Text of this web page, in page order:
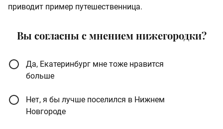
приводит пример путешественница.
Вы согласны с мнением нижегородки?
Да, Екатеринбург мне тоже нравится
больше
Нет, я бы лучше поселился в Нижнем
Новгороде